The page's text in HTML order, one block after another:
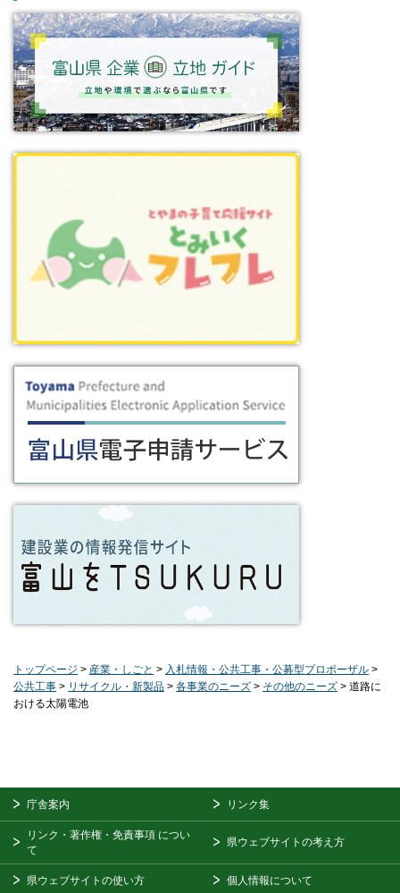
トップページ > 産業・しごと > 入札情報・公共工事・公募型プロポーザル >
公共工事 > リサイクル・新製品 > 各事業のニーズ > その他のニーズ > 道路に
おける太陽電池
庁舎案内 リンク集
リンク・著作権・免責事項 につい
て
県ウェブサイトの考え方
県ウェブサイトの使い方 個人情報について